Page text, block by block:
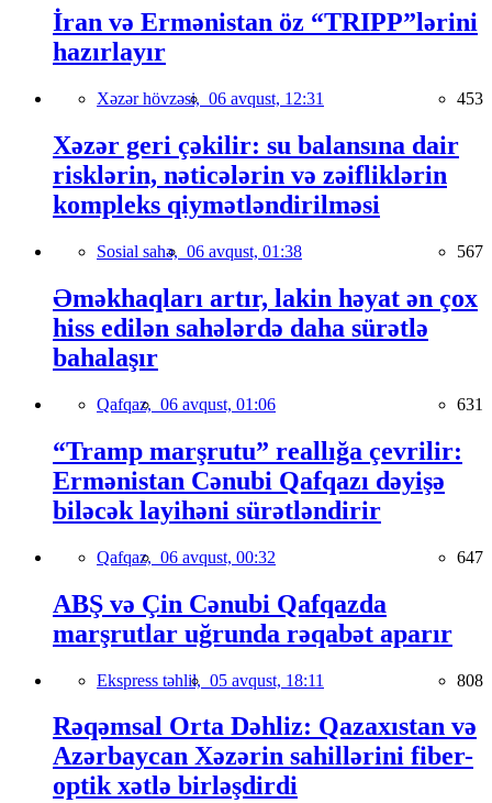
İran və Ermənistan öz “TRIPP”lərini
hazırlayır
Xəzər hövzəsi, 06 avqust, 12:31 453
Xəzər geri çəkilir: su balansına dair
risklərin, nəticələrin və zəifliklərin
kompleks qiymətləndirilməsi
Sosial sahə, 06 avqust, 01:38 567
Əməkhaqları artır, lakin həyat ən çox
hiss edilən sahələrdə daha sürətlə
bahalaşır
Qafqaz, 06 avqust, 01:06 631
“Tramp marşrutu” reallığa çevrilir:
Ermənistan Cənubi Qafqazı dəyişə
biləcək layihəni sürətləndirir
Qafqaz, 06 avqust, 00:32 647
ABŞ və Çin Cənubi Qafqazda
marşrutlar uğrunda rəqabət aparır
Ekspress təhlil, 05 avqust, 18:11 808
Rəqəmsal Orta Dəhliz: Qazaxıstan və
Azərbaycan Xəzərin sahillərini fiber-
optik xətlə birləşdirdi